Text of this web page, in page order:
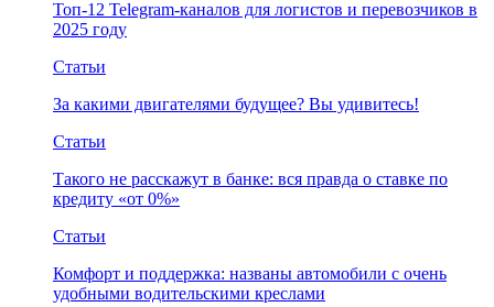
Топ-12 Telegram-каналов для логистов и перевозчиков в
2025 году
Статьи
За какими двигателями будущее? Вы удивитесь!
Статьи
Такого не расскажут в банке: вся правда о ставке по
кредиту «от 0%»
Статьи
Комфорт и поддержка: названы автомобили с очень
удобными водительскими креслами